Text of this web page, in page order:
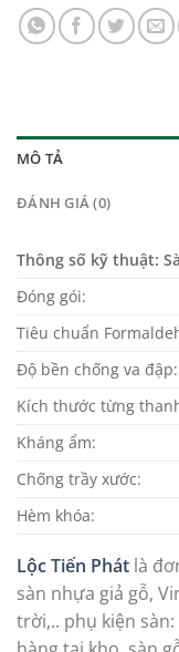
MÔ TẢ
ĐÁNH GIÁ (0)
Thông số kỹ thuật:
Đóng gói:
Tiêu chuẩn
Độ bền chống va đập:
Kích thước từng
Kháng ẩm:
Chống trầy xước:
Hèm khóa:
Lộc Tiến Phát là
sàn nhựa giả gỗ,
trời,.. phụ kiện